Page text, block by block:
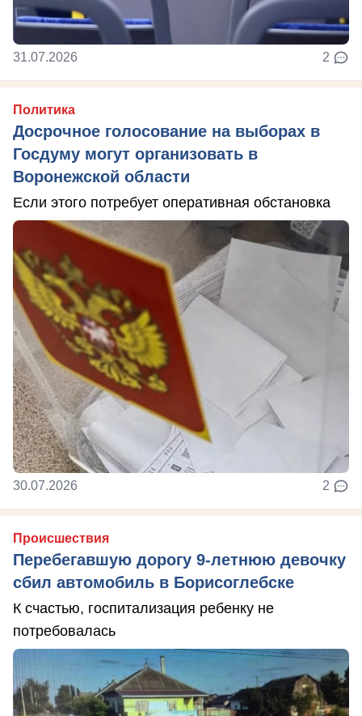
31.07.2026 2
Политика
Досрочное голосование на выборах в
Госдуму могут организовать в
Воронежской области
Если этого потребует оперативная обстановка
30.07.2026 2
Происшествия
Перебегавшую дорогу 9-летнюю девочку
сбил автомобиль в Борисоглебске
К счастью, госпитализация ребенку не
потребовалась